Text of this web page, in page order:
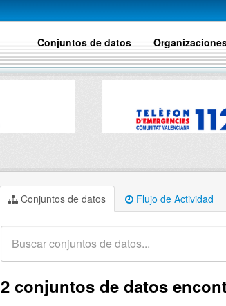
Conjuntos de datos
Conjuntos de datos Flujo de Actividad
2 conjuntos de datos